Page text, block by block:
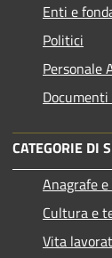
Enti e
Politici
Personale
CATEGORIE DI
Anagrafe
Cultura e
Vita